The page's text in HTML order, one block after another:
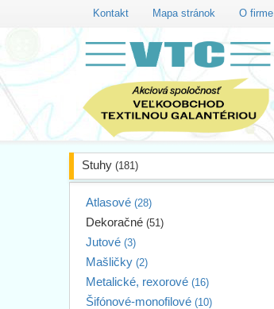
Kontakt Mapa stránok O firme
Stuhy (181)
Atlasové (28)
Dekoračné (51)
Jutové (3)
Mašličky (2)
Metalické, rexorové (16)
Šifónové-monofilové (10)